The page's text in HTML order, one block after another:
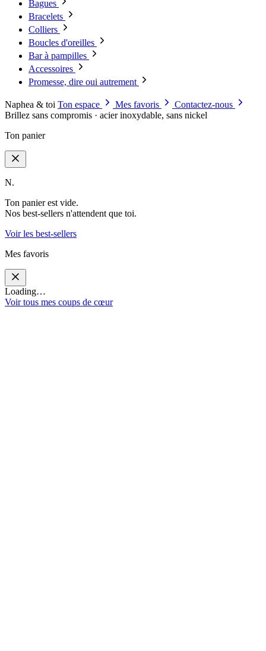
Bagues
Bracelets
Colliers
Boucles d'oreilles
Bar à pampilles
Accessoires
Promesse, dire oui autrement
Naphea & toi Ton espace Mes favoris
Contactez-nous
Brillez sans compromis · acier inoxydable, sans nickel
Ton panier
N.
Ton panier est vide.
Nos best-sellers n'attendent que toi.
Voir les best-sellers
Mes favoris
Loading…
Voir tous mes coups de cœur